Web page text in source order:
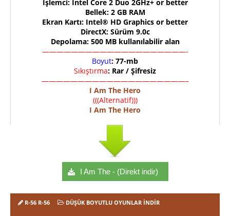
İşlemci: Intel Core 2 Duo 2GHz+ or better
Bellek: 2 GB RAM
Ekran Kartı: Intel® HD Graphics or better
DirectX: Sürüm 9.0c
Depolama: 500 MB kullanılabilir alan
————————————————————-
Boyut: 77-mb
Sıkıştırma: Rar / Şifresiz
————————————————————–
I Am The Hero
(((Alternatif)))
I Am The Hero
I Am The - (Direkt indir)
R-56 R-56 DÜŞÜK BOYUTLU OYUNLAR İNDIR